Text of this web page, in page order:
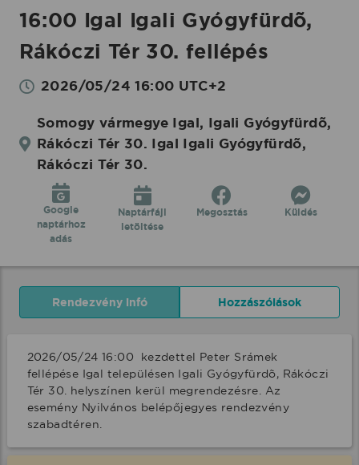
16:00 Igal Igali Gyógyfürdõ,
Rákóczi Tér 30. fellépés
2026/05/24 16:00 UTC+2
Somogy vármegye Igal, Igali Gyógyfürdõ,
Rákóczi Tér 30. Igal Igali Gyógyfürdõ,
Rákóczi Tér 30.
Google
naptárhoz
adás
Naptárfájl
letöltése
Megosztás Küldés
Rendezvény infó Hozzászólások
2026/05/24 16:00  kezdettel Peter Srámek
fellépése Igal településen Igali Gyógyfürdõ, Rákóczi
Tér 30. helyszínen kerül megrendezésre. Az
esemény Nyilvános belépőjegyes rendezvény
szabadtéren.